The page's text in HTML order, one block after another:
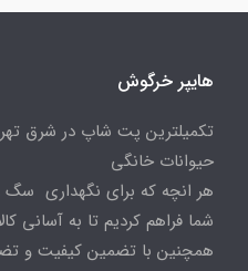
هایپر خرگوش
تکمیلترین پت شاپ در شرق
حیوانات خانگی
هر انچه که برای نگهداری سگ
شما فراهم کردیم تا به آسانی
همچنین با تضمین کیفیت و